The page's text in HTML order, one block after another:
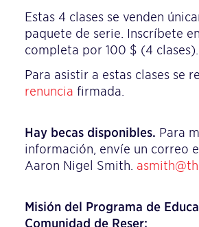
Estas 4 clases se venden
paquete de serie. Inscríbete
completa por 100 $ (4 clases).
Para asistir a estas clases se
renuncia firmada.
Hay becas disponibles. Para
información, envíe un correo
Aaron Nigel Smith.
Misión del Programa de
Comunidad de Reser: